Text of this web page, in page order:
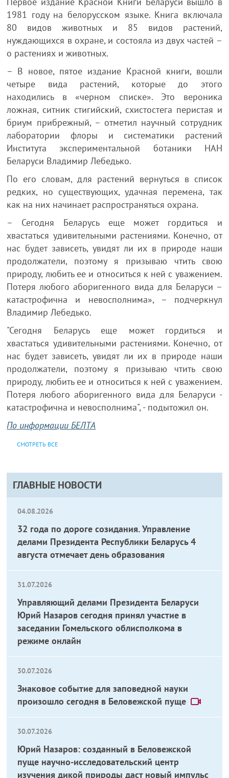
ГЛАВНЫЕ НОВОСТИ
04.08.2026
32 года по дороге созидания. Управление
делами Президента Республики Беларусь 4
августа отмечает день образования
31.07.2026
Управляющий делами Президента Беларуси
Юрий Назаров сегодня принял участие в
заседании Гомельского облисполкома в
режиме онлайн
30.07.2026
Знаковое событие для заповедной науки
произошло сегодня в Беловежской пуще
30.07.2026
Юрий Назаров: созданный в Беловежской
пуще научно-исследовательский центр
изучения дикой природы даст новый импульс
1981 году на белорусском языке. Книга включала
80 видов животных и 85 видов растений,
нуждающихся в охране, и состояла из двух частей –
о растениях и животных.
– В новое, пятое издание Красной книги, вошли
четыре вида растений, которые до этого
находились в «черном списке». Это вероника
ложная, ситник стигийский, схистостега перистая и
бриум прибрежный, – отметил научный сотрудник
лаборатории флоры и систематики растений
Института экспериментальной ботаники НАН
Беларуси Владимир Лебедько.
По его словам, для растений вернуться в список
редких, но существующих, удачная перемена, так
как на них начинает распространяться охрана.
– Сегодня Беларусь еще может гордиться и
хвастаться удивительными растениями. Конечно, от
нас будет зависеть, увидят ли их в природе наши
продолжатели, поэтому я призываю чтить свою
природу, любить ее и относиться к ней с уважением.
Потеря любого аборигенного вида для Беларуси –
катастрофична и невосполнима», – подчеркнул
Владимир Лебедько.
"Сегодня Беларусь еще может гордиться и
хвастаться удивительными растениями. Конечно, от
нас будет зависеть, увидят ли их в природе наши
продолжатели, поэтому я призываю чтить свою
природу, любить ее и относиться к ней с уважением.
Потеря любого аборигенного вида для Беларуси -
катастрофична и невосполнима", - подытожил он.
По информации БЕЛТА
СМОТРЕТЬ ВСЕ